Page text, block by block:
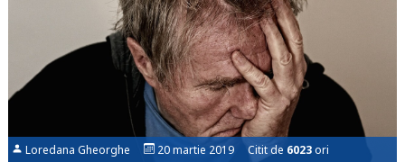
Loredana Gheorghe 20 martie 2019 Citit de 6023ori